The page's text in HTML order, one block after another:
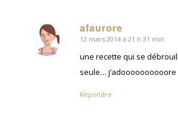
afaurore
dit
:
12 mars 2014 à 21 h 31 min
une recette qui se
seule… j’adoooooooooore
Répondre